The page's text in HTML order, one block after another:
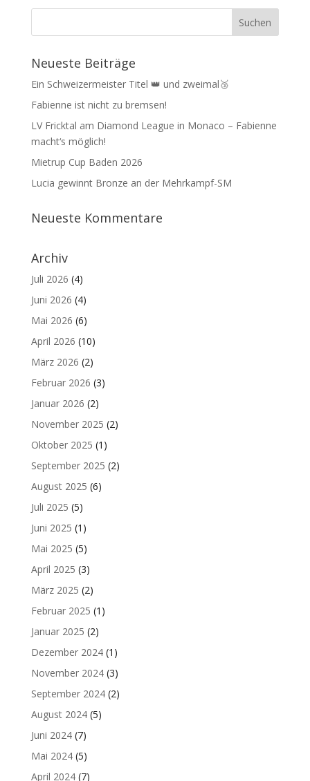
Neueste Beiträge
Ein Schweizermeister Titel 👑 und zweimal🥉
Fabienne ist nicht zu bremsen!
LV Fricktal am Diamond League in Monaco – Fabienne
macht‘s möglich!
Mietrup Cup Baden 2026
Lucia gewinnt Bronze an der Mehrkampf-SM
Neueste Kommentare
Archiv
Juli 2026 (4)
Juni 2026 (4)
Mai 2026 (6)
April 2026 (10)
März 2026 (2)
Februar 2026 (3)
Januar 2026 (2)
November 2025 (2)
Oktober 2025 (1)
September 2025 (2)
August 2025 (6)
Juli 2025 (5)
Juni 2025 (1)
Mai 2025 (5)
April 2025 (3)
März 2025 (2)
Februar 2025 (1)
Januar 2025 (2)
Dezember 2024(1)
November 2024(3)
September 2024(2)
August 2024(5)
Juni 2024(7)
Mai 2024(5)
April 2024(7)